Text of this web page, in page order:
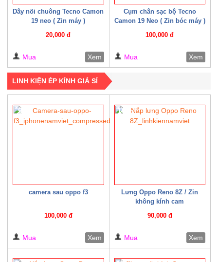
Dây nối chuông Tecno Camon
19 neo ( Zin máy )
20,000 đ
Mua Xem
Cụm chân sạc bộ Tecno
Camon 19 Neo ( Zin bóc máy )
100,000 đ
Mua Xem
LINH KIỆN ÉP KÍNH GIÁ SỈ
camera sau oppo f3
100,000 đ
9%
Mua Xem
Lưng Oppo Reno 8Z / Zin
không kính cam
90,000 đ
10%
Mua Xem